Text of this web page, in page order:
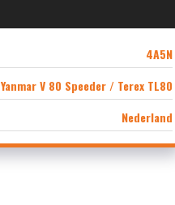
4A5N
Yanmar V 80 Speeder / Terex TL80
Nederland